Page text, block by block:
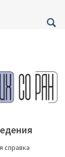
справка